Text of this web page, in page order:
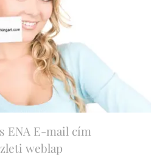
ENA E-mail cím
weblap